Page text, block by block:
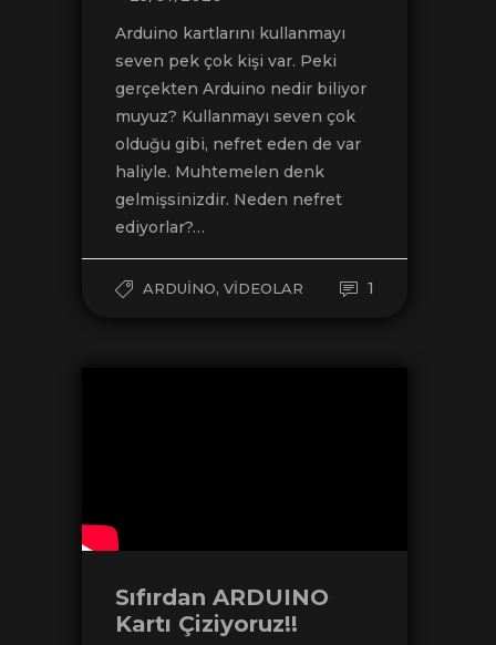
Arduino kartlarını kullanmayı
seven pek çok kişi var. Peki
gerçekten Arduino nedir biliyor
muyuz? Kullanmayı seven çok
olduğu gibi, nefret eden de var
haliyle. Muhtemelen denk
gelmişsinizdir. Neden nefret
ediyorlar?…
ARDUINO, VIDEOLAR 1
Sıfırdan ARDUINO
Kartı Çiziyoruz!!